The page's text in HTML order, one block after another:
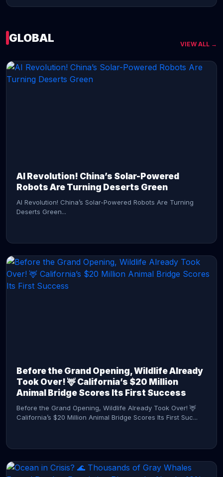
GLOBAL VIEW ALL →
AI Revolution! China’s Solar-Powered
Robots Are Turning Deserts Green
AI Revolution! China’s Solar-Powered Robots Are Turning
Deserts Green...
Before the Grand Opening, Wildlife Already
Took Over! 🦌 California’s $20 Million
Animal Bridge Scores Its First Success
Before the Grand Opening, Wildlife Already Took Over! 🦌
California’s $20 Million Animal Bridge Scores Its First Suc...